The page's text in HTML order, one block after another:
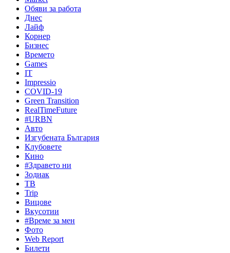
Обяви за работа
Днес
Лайф
Корнер
Бизнес
Времето
Games
IT
Impressio
COVID-19
Green Transition
RealTimeFuture
#URBN
Авто
Изгубената България
Клубовете
Кино
#Здравето ни
Зодиак
ТВ
Trip
Вицове
Вкусотии
#Време за мен
Фото
Web Report
Билети